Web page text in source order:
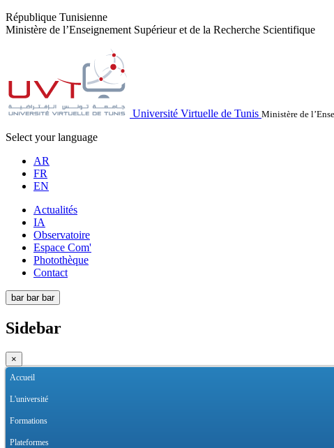
République Tunisienne
Ministère de l’Enseignement Supérieur et de la Recherche Scientifique
Université Virtuelle de Tunis Ministère de
Select your language
AR
FR
EN
Actualités
IA
Observatoire
Espace Com'
Photothèque
Contact
bar bar bar
Sidebar
×
Accueil
L'université
Formations
Plateformes